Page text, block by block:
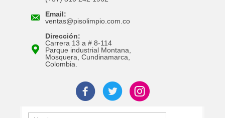
Email:
ventas@pisolimpio.com.co
Dirección:
Carrera 13 a # 8-114
Parque industrial Montana,
Mosquera, Cundinamarca,
Colombia.